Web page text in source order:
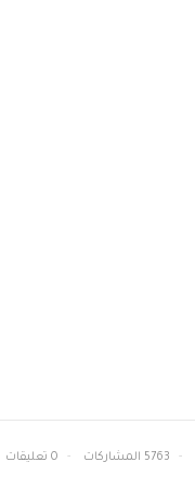
5763 المشاركات 0 تعليقات